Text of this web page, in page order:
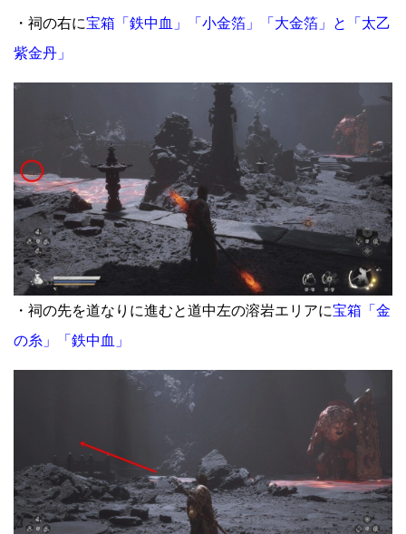
・祠の右に宝箱「鉄中血」「小金箔」「大金箔」と「太乙
紫金丹」
・祠の先を道なりに進むと道中左の溶岩エリアに宝箱「金
の糸」「鉄中血」